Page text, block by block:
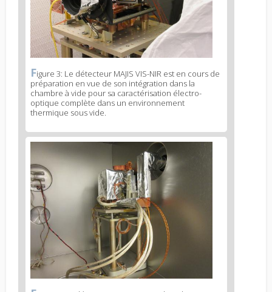
News
image
legend
2
Figure 3: Le détecteur MAJIS VIS-NIR est en cours de
préparation en vue de son intégration dans la
chambre à vide pour sa caractérisation électro-
optique complète dans un environnement
thermique sous vide.
News
image
3